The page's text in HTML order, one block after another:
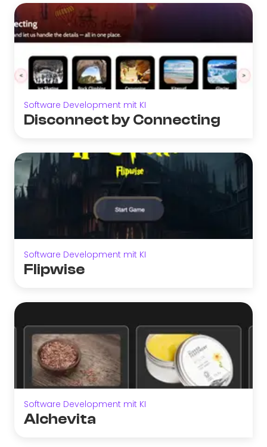
Software Development mit KI
Disconnect by Connecting
Software Development mit KI
Flipwise
Software Development mit KI
Alchevita